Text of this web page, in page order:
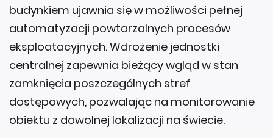
budynkiem ujawnia się w możliwości pełnej
automatyzacji powtarzalnych procesów
eksploatacyjnych. Wdrożenie jednostki
centralnej zapewnia bieżący wgląd w stan
zamknięcia poszczególnych stref
dostępowych, pozwalając na monitorowanie
obiektu z dowolnej lokalizacji na świecie.